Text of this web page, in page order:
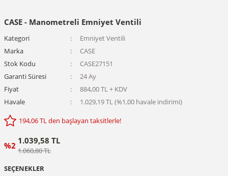
CASE - Manometreli Emniyet Ventili
Kategori
Emniyet Ventili
Marka
CASE
Stok Kodu
CASE27151
Garanti Süresi
24 Ay
Fiyat
884,00 TL + KDV
Havale
1.029,19 TL (%1,00 havale indirimi)
194,06 TL den başlayan taksitlerle!
%2 1.039,58 TL
1.060,80 TL
SEÇENEKLER